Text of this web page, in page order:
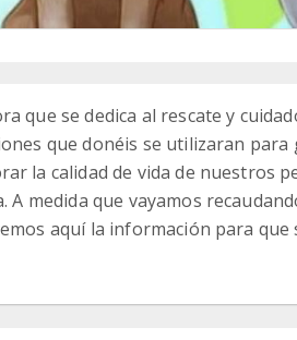
que se dedica al rescate y
que donéis se utilizaran
la calidad de vida de nuestros
A medida que vayamos
aquí la información para que